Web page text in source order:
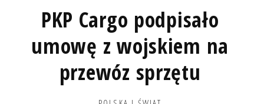
PKP Cargo podpisało
umowę z wojskiem na
przewóz sprzętu